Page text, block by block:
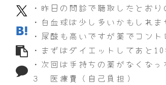
・昨日の問診で聴取したとおり
・白血球は少し多いかもしれ
・尿酸も高いですが薬でコン
・まずはダイエットしてあと
・次回は手持ちの薬がなくなっ
３ 医療費（自己負担）